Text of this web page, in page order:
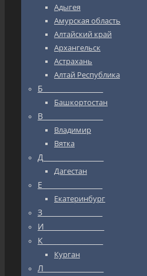
Адыгея
Амурская область
Алтайский край
Архангельск
Астрахань
Алтай Республика
Б_________________
Башкортостан
В_________________
Владимир
Вятка
Д_________________
Дагестан
Е_________________
Екатеринбург
З_________________
И_________________
К_________________
Курган
Л_________________